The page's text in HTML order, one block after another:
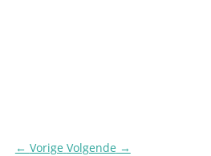
← Vorige Volgende→